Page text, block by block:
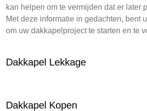
kan helpen om te vermijden dat er later
Met deze informatie in gedachten, bent
om uw dakkapelproject te starten en te
Dakkapel Lekkage
Dakkapel Kopen